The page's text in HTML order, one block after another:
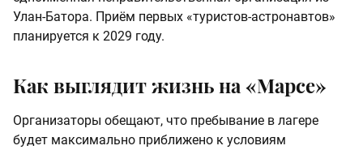
Улан-Батора. Приём первых «туристов-астронавтов»
планируется к 2029 году.
Как выглядит жизнь на «Марсе»
Организаторы обещают, что пребывание в лагере
будет максимально приближено к условиям